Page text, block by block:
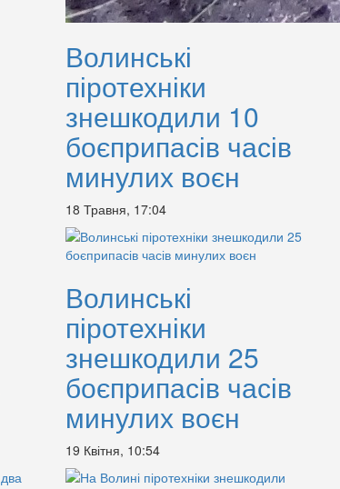
Волинські
піротехніки
знешкодили 10
боєприпасів часів
минулих воєн
18 Травня, 17:04
Волинські
піротехніки
знешкодили 25
боєприпасів часів
минулих воєн
19 Квітня, 10:54